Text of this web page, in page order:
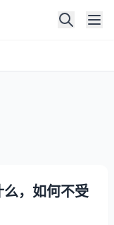
，如何不受